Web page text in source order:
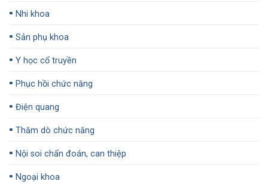
▪️ Nhi khoa
▪️ Sản phụ khoa
▪️ Y học cổ truyền
▪️ Phục hồi chức năng
▪️ Điện quang
▪️ Thăm dò chức năng
▪️ Nội soi chẩn đoán, can thiệp
▪️ Ngoại khoa